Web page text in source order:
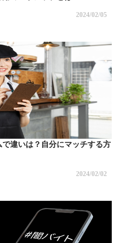
2024/02/05
違いは？自分にマッチする方
2024/02/02